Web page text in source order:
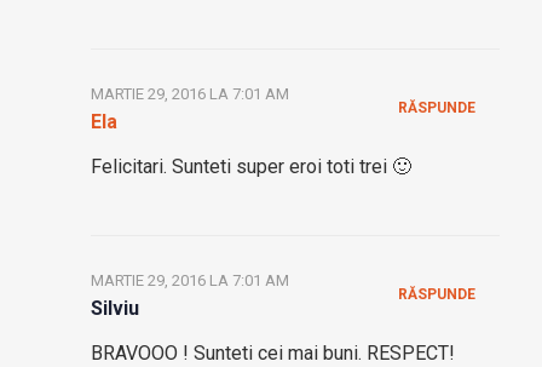
Ela
MARTIE 29, 2016 LA 7:01 AM
Felicitari. Sunteti super eroi toti trei 🙂
RĂSPUNDE
Silviu
MARTIE 29, 2016 LA 7:01 AM
BRAVOOO ! Sunteti cei mai buni. RESPECT!
RĂSPUNDE